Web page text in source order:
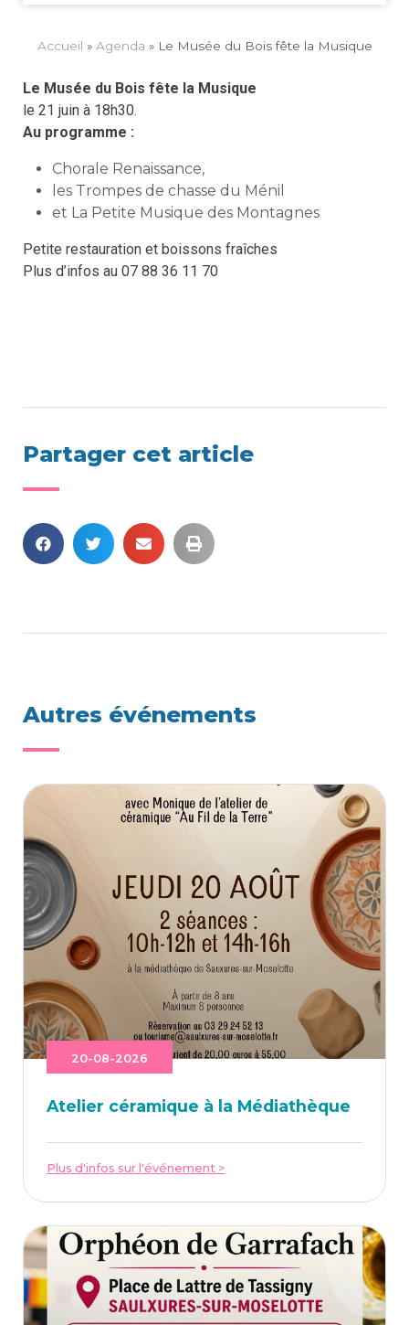
Accueil » Agenda » Le Musée du Bois fête la Musique
Le Musée du Bois fête la Musique
le 21 juin à 18h30.
Au programme :
Chorale Renaissance,
les Trompes de chasse du Ménil
et La Petite Musique des Montagnes
Petite restauration et boissons fraîches
Plus d’infos au 07 88 36 11 70
Partager cet article
Autres événements
20-08-2026
Ate­lier céra­mique à la Médiathèque
Plus d'infos sur l'événement >